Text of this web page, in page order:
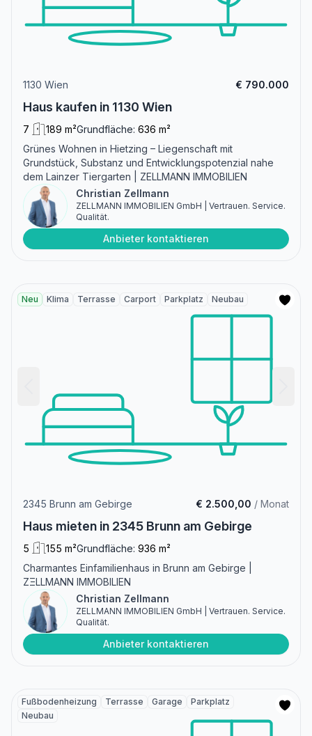
1130 Wien € 790.000
Haus kaufen in 1130 Wien
7 189 m²Grundfläche: 636 m²
Grünes Wohnen in Hietzing – Liegenschaft mit
Grundstück, Substanz und Entwicklungspotenzial nahe
dem Lainzer Tiergarten | ZELLMANN IMMOBILIEN
Christian Zellmann
ZELLMANN IMMOBILIEN GmbH | Vertrauen. Service.
Qualität.
Anbieter kontaktieren
Neu Klima Terrasse Carport Parkplatz Neubau
2345 Brunn am Gebirge € 2.500,00 / Monat
Haus mieten in 2345 Brunn am Gebirge
5 155 m²Grundfläche: 936 m²
Charmantes Einfamilienhaus in Brunn am Gebirge |
ZΞLLMANN IMMOBILIEN
Christian Zellmann
ZELLMANN IMMOBILIEN GmbH | Vertrauen. Service.
Qualität.
Anbieter kontaktieren
Fußbodenheizung Terrasse Garage
Parkplatz
Neubau